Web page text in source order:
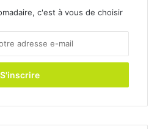
c'est à vous de choisir